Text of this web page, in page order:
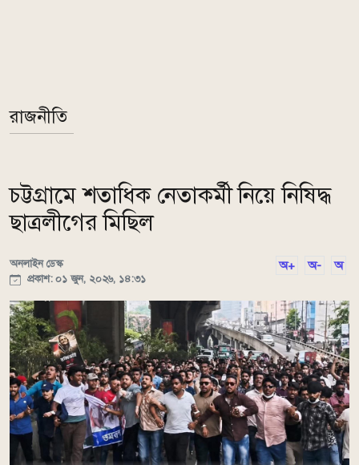
রাজনীতি
চট্টগ্রামে শতাধিক নেতাকর্মী নিয়ে নিষিদ্ধ
ছাত্রলীগের মিছিল
অনলাইন ডেস্ক
প্রকাশ: ০১ জুন, ২০২৬, ১৪:৩১
অ+ অ- অ